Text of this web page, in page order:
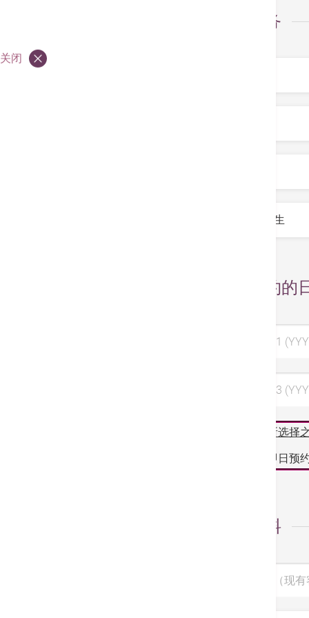
选择服务
选择预约的
选择日期 1
选择日期 3
阁下所选择
如需即日预
个人资料
病人编号（现
关闭